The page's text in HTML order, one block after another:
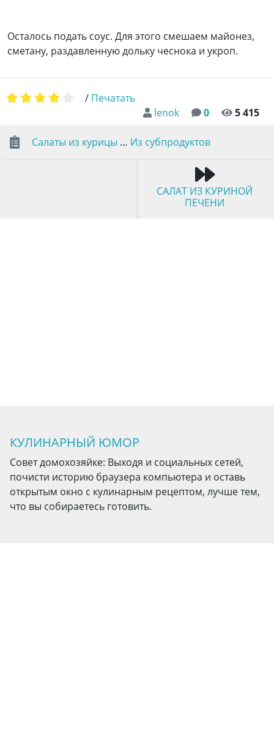
Осталось подать соус. Для этого смешаем майонез,
сметану, раздавленную дольку чеснока и укроп.
lenok 0 5 415
/ Печатать
Салаты из курицы … Из субпродуктов
САЛАТ ИЗ КУРИНОЙ
ПЕЧЕНИ
КУЛИНАРНЫЙ ЮМОР
Совет домохозяйке: Выходя и социальных сетей,
почисти историю браузера компьютера и оставь
открытым окно с кулинарным рецептом, лучше тем,
что вы собираетесь готовить.